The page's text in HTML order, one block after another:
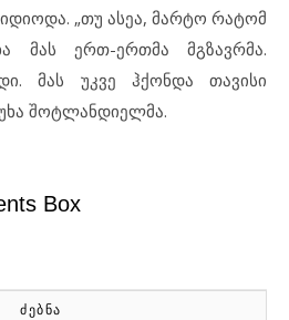
„თუ ასეა, მარტო რატომ
მას ერთ-ერთმა მგზავრმა.
მას უკვე ჰქონდა თავისი
შოტლანდიელმა.
Box
ᲫᲔᲑᲜᲐ